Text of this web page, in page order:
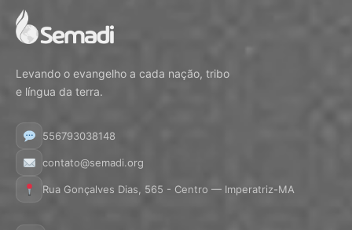
Levando o evangelho a cada nação, tribo
e língua da terra.
556793038148
contato@semadi.org
Rua Gonçalves Dias, 565 - Centro — Imperatriz-MA